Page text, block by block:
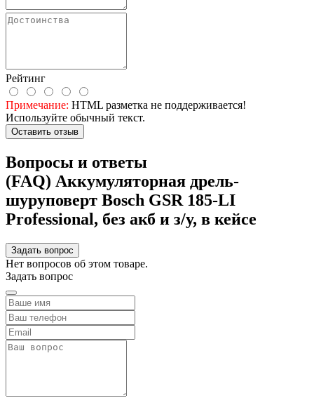
Рейтинг
Примечание: HTML разметка не поддерживается!
Используйте обычный текст.
Оставить отзыв
Вопросы и ответы
(FAQ) Аккумуляторная дрель-
шуруповерт Bosch GSR 185-LI
Professional, без акб и з/у, в кейсе
Задать вопрос
Нет вопросов об этом товаре.
Задать вопрос